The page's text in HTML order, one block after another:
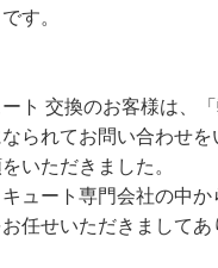
す。
ト 交換のお客様は、
られてお問い合わせを
いただきました。
ュート専門会社の中か
任せいただきましてあ